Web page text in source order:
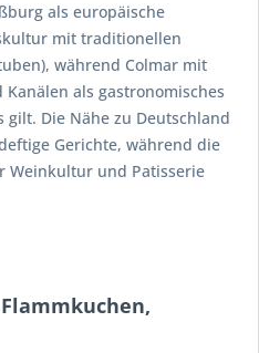
als europäische
mit traditionellen
während Colmar mit
als gastronomisches
gilt. Die Nähe zu Deutschland
Gerichte, während die
Weinkultur und Patisserie